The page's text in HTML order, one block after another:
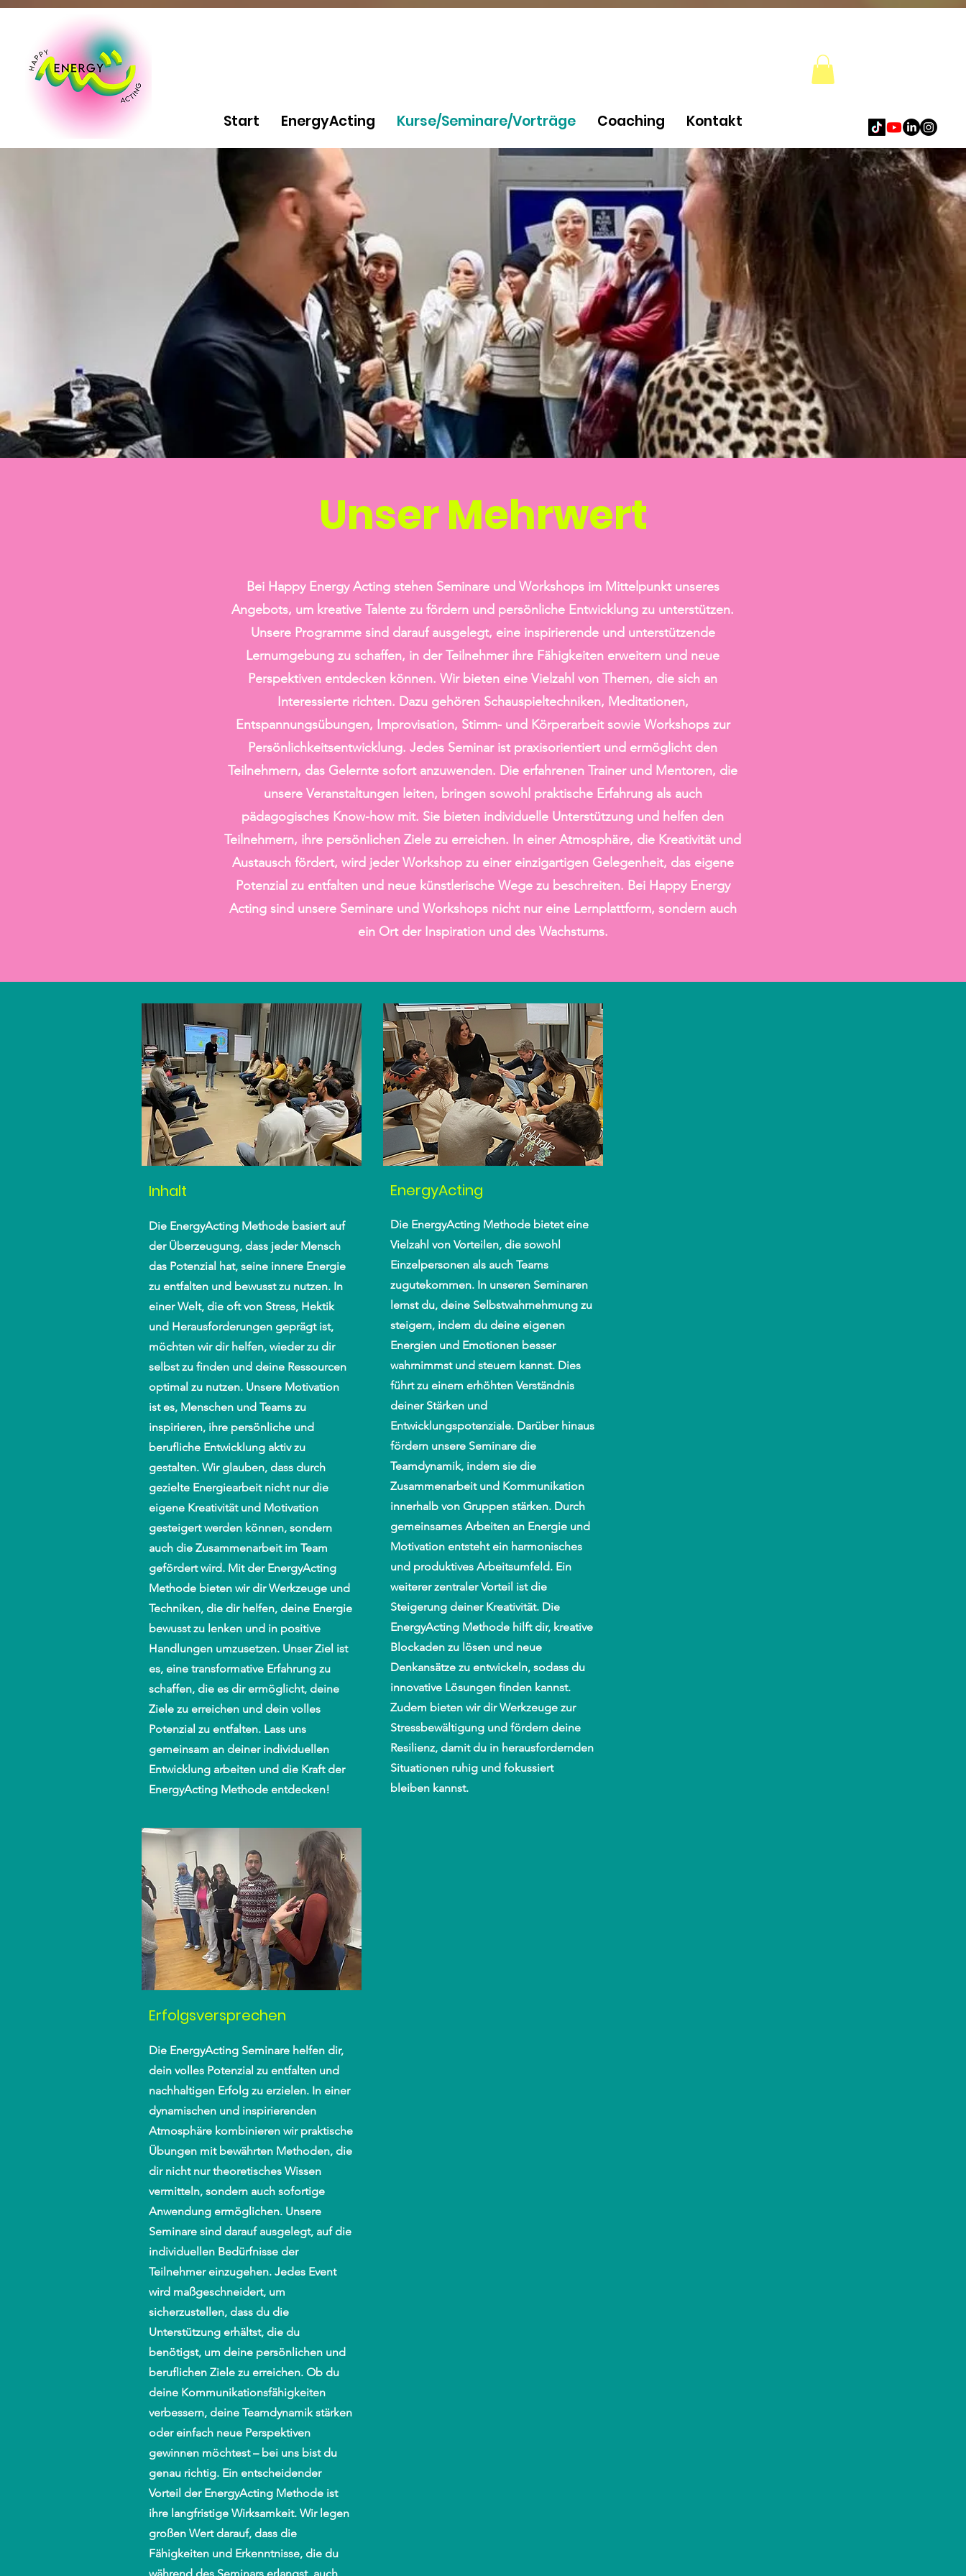
Start EnergyActing Kurse/Seminare/Vorträge Coaching Kontakt
Unser Mehrwert
Bei Happy Energy Acting stehen Seminare und Workshops im Mittelpunkt unseres
Angebots, um kreative Talente zu fördern und persönliche Entwicklung zu unterstützen.
Unsere Programme sind darauf ausgelegt, eine inspirierende und unterstützende
Lernumgebung zu schaffen, in der Teilnehmer ihre Fähigkeiten erweitern und neue
Perspektiven entdecken können. Wir bieten eine Vielzahl von Themen, die sich an
Interessierte richten. Dazu gehören Schauspieltechniken, Meditationen,
Entspannungsübungen, Improvisation, Stimm- und Körperarbeit sowie Workshops zur
Persönlichkeitsentwicklung. Jedes Seminar ist praxisorientiert und ermöglicht den
Teilnehmern, das Gelernte sofort anzuwenden. Die erfahrenen Trainer und Mentoren, die
unsere Veranstaltungen leiten, bringen sowohl praktische Erfahrung als auch
pädagogisches Know-how mit. Sie bieten individuelle Unterstützung und helfen den
Teilnehmern, ihre persönlichen Ziele zu erreichen. In einer Atmosphäre, die Kreativität und
Austausch fördert, wird jeder Workshop zu einer einzigartigen Gelegenheit, das eigene
Potenzial zu entfalten und neue künstlerische Wege zu beschreiten. Bei Happy Energy
Acting sind unsere Seminare und Workshops nicht nur eine Lernplattform, sondern auch
ein Ort der Inspiration und des Wachstums.
Inhalt
Die EnergyActing Methode basiert auf
der Überzeugung, dass jeder Mensch
das Potenzial hat, seine innere Energie
zu entfalten und bewusst zu nutzen. In
einer Welt, die oft von Stress, Hektik
und Herausforderungen geprägt ist,
möchten wir dir helfen, wieder zu dir
selbst zu finden und deine Ressourcen
optimal zu nutzen. Unsere Motivation
ist es, Menschen und Teams zu
inspirieren, ihre persönliche und
berufliche Entwicklung aktiv zu
gestalten. Wir glauben, dass durch
gezielte Energiearbeit nicht nur die
eigene Kreativität und Motivation
gesteigert werden können, sondern
auch die Zusammenarbeit im Team
gefördert wird. Mit der EnergyActing
Methode bieten wir dir Werkzeuge und
Techniken, die dir helfen, deine Energie
bewusst zu lenken und in positive
Handlungen umzusetzen. Unser Ziel ist
es, eine transformative Erfahrung zu
schaffen, die es dir ermöglicht, deine
Ziele zu erreichen und dein volles
Potenzial zu entfalten. Lass uns
gemeinsam an deiner individuellen
Entwicklung arbeiten und die Kraft der
EnergyActing Methode entdecken!
EnergyActing
Die EnergyActing Methode bietet eine
Vielzahl von Vorteilen, die sowohl
Einzelpersonen als auch Teams
zugutekommen. In unseren Seminaren
lernst du, deine Selbstwahrnehmung zu
steigern, indem du deine eigenen
Energien und Emotionen besser
wahrnimmst und steuern kannst. Dies
führt zu einem erhöhten Verständnis
deiner Stärken und
Entwicklungspotenziale. Darüber hinaus
fördern unsere Seminare die
Teamdynamik, indem sie die
Zusammenarbeit und Kommunikation
innerhalb von Gruppen stärken. Durch
gemeinsames Arbeiten an Energie und
Motivation entsteht ein harmonisches
und produktives Arbeitsumfeld. Ein
weiterer zentraler Vorteil ist die
Steigerung deiner Kreativität. Die
EnergyActing Methode hilft dir, kreative
Blockaden zu lösen und neue
Denkansätze zu entwickeln, sodass du
innovative Lösungen finden kannst.
Zudem bieten wir dir Werkzeuge zur
Stressbewältigung und fördern deine
Resilienz, damit du in herausfordernden
Situationen ruhig und fokussiert
bleiben kannst.
Erfolgsversprechen
Die EnergyActing Seminare helfen dir,
dein volles Potenzial zu entfalten und
nachhaltigen Erfolg zu erzielen. In einer
dynamischen und inspirierenden
Atmosphäre kombinieren wir praktische
Übungen mit bewährten Methoden, die
dir nicht nur theoretisches Wissen
vermitteln, sondern auch sofortige
Anwendung ermöglichen. Unsere
Seminare sind darauf ausgelegt, auf die
individuellen Bedürfnisse der
Teilnehmer einzugehen. Jedes Event
wird maßgeschneidert, um
sicherzustellen, dass du die
Unterstützung erhältst, die du
benötigst, um deine persönlichen und
beruflichen Ziele zu erreichen. Ob du
deine Kommunikationsfähigkeiten
verbessern, deine Teamdynamik stärken
oder einfach neue Perspektiven
gewinnen möchtest – bei uns bist du
genau richtig. Ein entscheidender
Vorteil der EnergyActing Methode ist
ihre langfristige Wirksamkeit. Wir legen
großen Wert darauf, dass die
Fähigkeiten und Erkenntnisse, die du
während des Seminars erlangst, auch